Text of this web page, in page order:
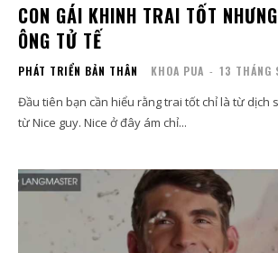
CON GÁI KHINH TRAI TỐT
ÔNG TỬ TẾ
PHÁT TRIỂN BẢN THÂN KHOA PUA - 13 THÁNG
Đầu tiên bạn cần hiểu rằng trai tốt chỉ là từ dịch
từ Nice guy. Nice ở đây ám chỉ...